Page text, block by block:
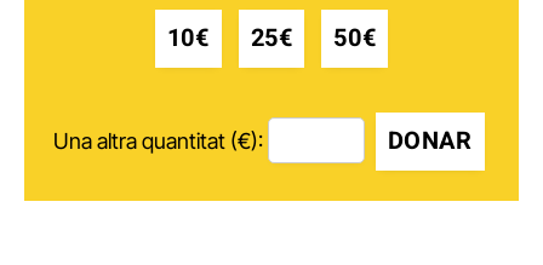
10€ 25€ 50€
Una altra quantitat (€): DONAR